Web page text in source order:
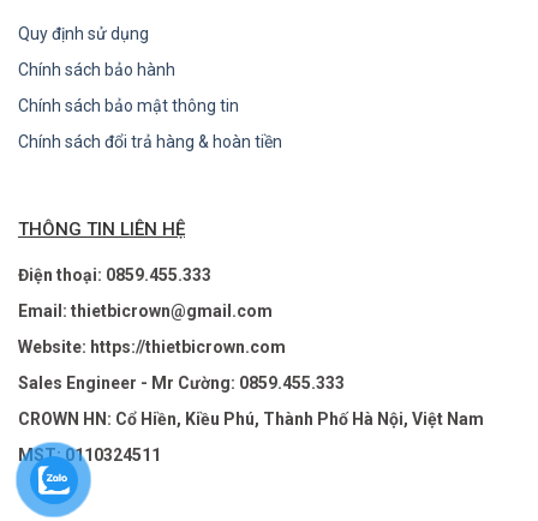
Quy định sử dụng
Chính sách bảo hành
Chính sách bảo mật thông tin
Chính sách đổi trả hàng & hoàn tiền
THÔNG TIN LIÊN HỆ
Điện thoại: 0859.455.333
Email: thietbicrown@gmail.com
Website: https://thietbicrown.com
Sales Engineer - Mr Cường: 0859.455.333
CROWN HN: Cổ Hiền, Kiều Phú, Thành Phố Hà Nội, Việt Nam
MST: 0110324511